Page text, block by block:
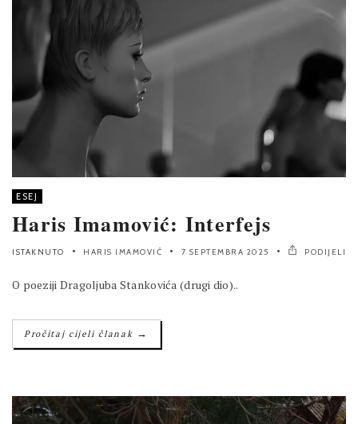
ESEJ
Haris Imamović: Interfejs
ISTAKNUTO HARIS IMAMOVIĆ 7 SEPTEMBRA 2025 PODIJELI
O poeziji Dragoljuba Stankovića (drugi dio)..
Pročitaj cijeli članak →